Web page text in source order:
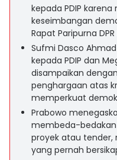
kepada PDIP
keseimbangan
Rapat Paripurna DPR
Sufmi Dasco
kepada PDIP dan
disampaikan
penghargaan atas
memperkuat
Prabowo
membeda-
proyek atau tender,
yang pernah